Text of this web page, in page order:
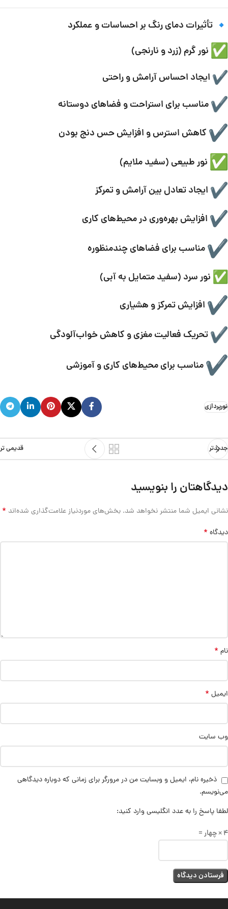
تأثیرات دمای رنگ بر احساسات و عملکرد
نور گرم (زرد و نارنجی)
ایجاد احساس آرامش و راحتی
مناسب برای استراحت و فضاهای دوستانه
کاهش استرس و افزایش حس دنج بودن
نور طبیعی (سفید ملایم)
ایجاد تعادل بین آرامش و تمرکز
افزایش بهره‌وری در محیط‌های کاری
مناسب برای فضاهای چندمنظوره
نور سرد (سفید متمایل به آبی)
افزایش تمرکز و هشیاری
تحریک فعالیت مغزی و کاهش خواب‌آلودگی
مناسب برای محیط‌های کاری و آموزشی
نورپردازی
جدیدتر قدیمی تر
دیدگاهتان را بنویسید
نشانی ایمیل شما منتشر نخواهد شد. بخش‌های موردنیاز علامت‌گذاری شده‌اند *
دیدگاه *
نام *
ایمیل *
وب‌ سایت
ذخیره نام، ایمیل و وبسایت من در مرورگر برای زمانی که دوباره دیدگاهی
می‌نویسم.
لطفا پاسخ را به عدد انگلیسی وارد کنید:
4 × چهار =